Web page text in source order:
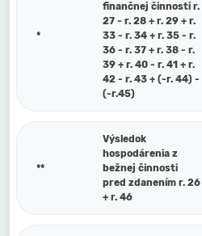
*
finančnej činnosti r.
27 - r. 28 + r. 29 + r.
33 - r. 34 + r. 35 - r.
36 - r. 37 + r. 38 - r.
39 + r. 40 - r. 41 + r.
42 - r. 43 + (-r. 44) -
(-r.45)
**
Výsledok
hospodárenia z
bežnej činnosti
pred zdanením r. 26
+ r. 46